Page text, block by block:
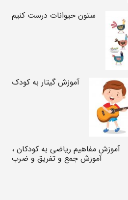
ستون حیوانات درست کنیم
آموزش گیتار به کودک
آموزش مفاهیم ریاضی به کودکان ،
آموزش جمع و تفریق و ضرب